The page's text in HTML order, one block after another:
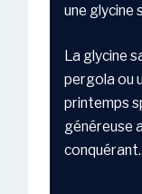
une glycine
La glycine
pergola ou
printemps
généreuse